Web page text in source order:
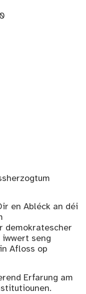
en Abléck an déi
demokratescher
seng
Afloss op
Erfarung am